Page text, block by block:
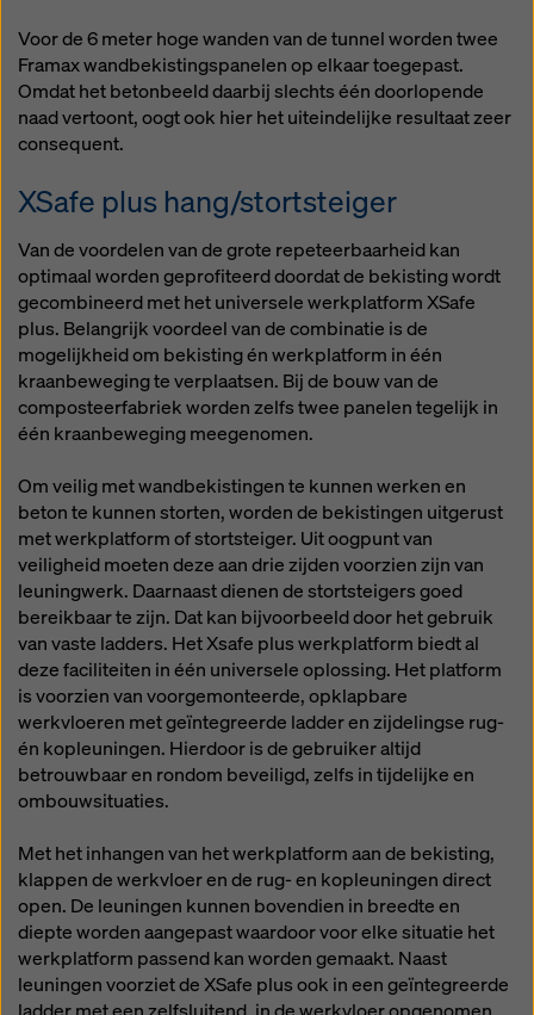
Voor de 6 meter hoge wanden van de tunnel worden twee
Framax wandbekistingspanelen op elkaar toegepast.
Omdat het betonbeeld daarbij slechts één doorlopende
naad vertoont, oogt ook hier het uiteindelijke resultaat zeer
consequent.
XSafe plus hang/stortsteiger
Van de voordelen van de grote repeteerbaarheid kan
optimaal worden geprofiteerd doordat de bekisting wordt
gecombineerd met het universele werkplatform XSafe
plus. Belangrijk voordeel van de combinatie is de
mogelijkheid om bekisting én werkplatform in één
kraanbeweging te verplaatsen. Bij de bouw van de
composteerfabriek worden zelfs twee panelen tegelijk in
één kraanbeweging meegenomen.
Om veilig met wandbekistingen te kunnen werken en
beton te kunnen storten, worden de bekistingen uitgerust
met werkplatform of stortsteiger. Uit oogpunt van
veiligheid moeten deze aan drie zijden voorzien zijn van
leuningwerk. Daarnaast dienen de stortsteigers goed
bereikbaar te zijn. Dat kan bijvoorbeeld door het gebruik
van vaste ladders. Het Xsafe plus werkplatform biedt al
deze faciliteiten in één universele oplossing. Het platform
is voorzien van voorgemonteerde, opklapbare
werkvloeren met geïntegreerde ladder en zijdelingse rug-
én kopleuningen. Hierdoor is de gebruiker altijd
betrouwbaar en rondom beveiligd, zelfs in tijdelijke en
ombouwsituaties.
Met het inhangen van het werkplatform aan de bekisting,
klappen de werkvloer en de rug- en kopleuningen direct
open. De leuningen kunnen bovendien in breedte en
diepte worden aangepast waardoor voor elke situatie het
werkplatform passend kan worden gemaakt. Naast
leuningen voorziet de XSafe plus ook in een geïntegreerde